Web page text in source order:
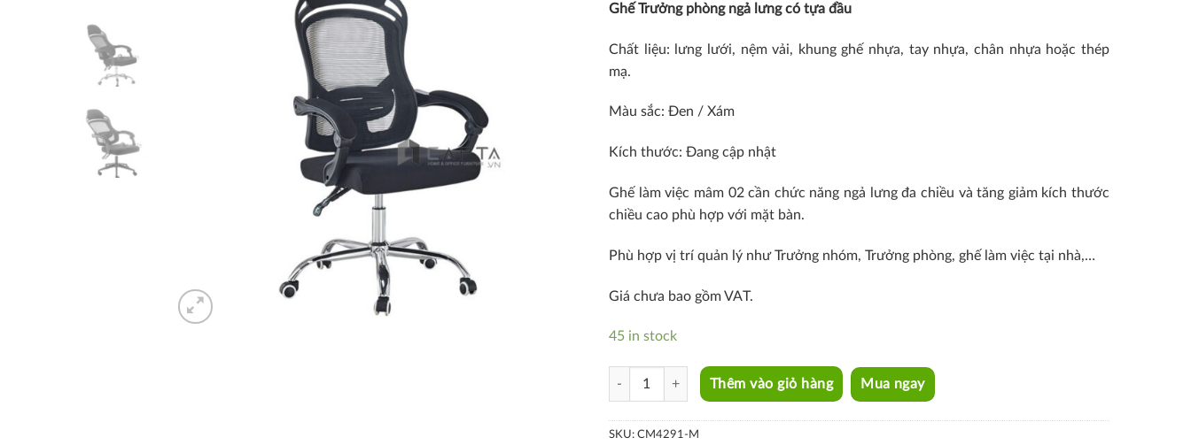
Ghế Trưởng phòng ngả lưng có tựa đầu
Chất liệu: lưng lưới, nệm vải, khung ghế nhựa, tay nhựa, chân nhựa hoặc thép
mạ.
Màu sắc: Đen / Xám
Kích thước: Đang cập nhật
Ghế làm việc mâm 02 cần chức năng ngả lưng đa chiều và tăng giảm kích thước
chiều cao phù hợp với mặt bàn.
Phù hợp vị trí quản lý như Trưởng nhóm, Trưởng phòng, ghế làm việc tại nhà,…
Giá chưa bao gồm VAT.
45 in stock
CM4291-M quantity
Thêm vào giỏ hàng Mua ngay
SKU: CM4291-M